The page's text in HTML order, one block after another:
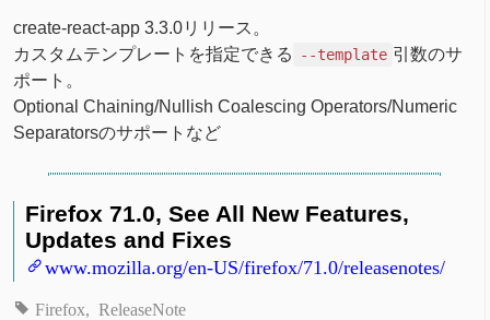
create-react-app 3.3.0リリース。
カスタムテンプレートを指定できる
--template 引数のサ
ポート。
Optional Chaining/Nullish Coalescing Operators/Numeric
Separatorsのサポートなど
Firefox 71.0, See All New Features,
Updates and Fixes
www.mozilla.org/en-US/firefox/71.0/releasenotes/
Firefox ReleaseNote